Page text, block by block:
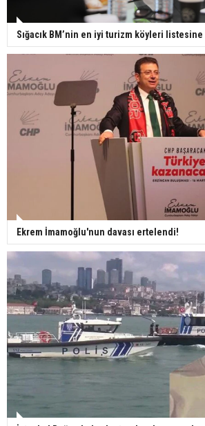
Sığacık BM’nin en iyi turizm köyleri listesine
Ekrem İmamoğlu'nun davası ertelendi!